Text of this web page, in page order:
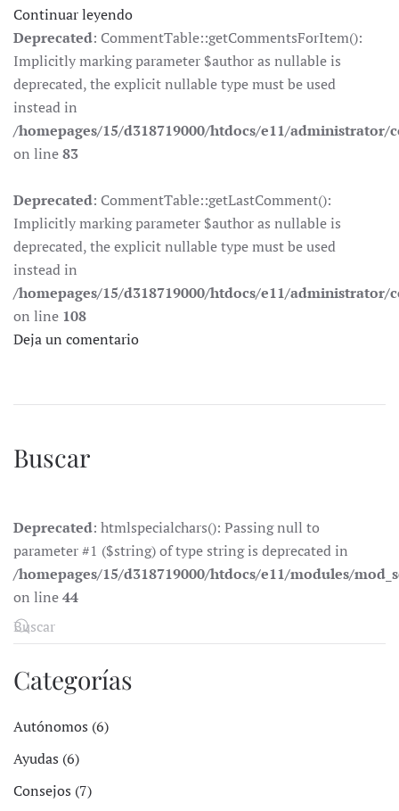
Continuar leyendo
Deprecated: CommentTable::getCommentsForItem():
Implicitly marking parameter $author as nullable is
deprecated, the explicit nullable type must be used
instead in
/homepages/15/d318719000/htdocs/e11/
on line83
Deprecated: CommentTable::getLastComment():
Implicitly marking parameter $author as nullable is
deprecated, the explicit nullable type must be used
instead in
/homepages/15/d318719000/htdocs/e11/
on line 108
Deja un comentario
Buscar
Deprecated: htmlspecialchars(): Passing null to
parameter #1 ($string) of type string is deprecated in
/homepages/15/d318719000/htdocs/e11/modules/
on line44
Categorías
Autónomos (6)
Ayudas (6)
Consejos (7)